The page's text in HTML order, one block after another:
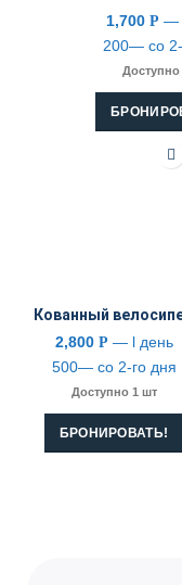
1,700 Р —
200— со
Доступно
Кованный
2,800 Р — l день
500— со 2-го дня
Доступно 1 шт
БРОНИРОВАТЬ!